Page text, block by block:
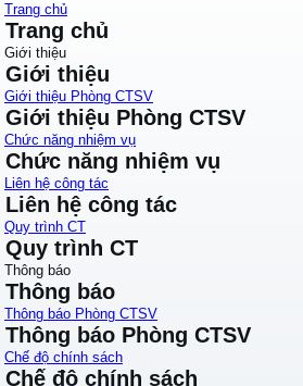
Trang chủ
Trang chủ
Giới thiệu
Giới thiệu
Giới thiệu Phòng CTSV
Giới thiệu Phòng CTSV
Chức năng nhiệm vụ
Chức năng nhiệm vụ
Liên hệ công tác
Liên hệ công tác
Quy trình CT
Quy trình CT
Thông báo
Thông báo
Thông báo Phòng CTSV
Thông báo Phòng CTSV
Chế độ chính sách
Chế độ chính sách